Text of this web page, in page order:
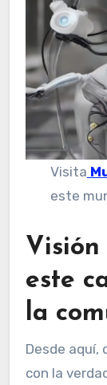
Visita
este
Visión
este
la
Desde aquí,
con la